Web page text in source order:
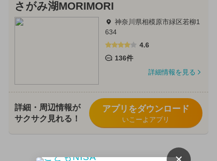
さがみ湖MORIMORI
神奈川県相模原市緑区若柳1
634
4.6
136件
詳細情報を見る
詳細・周辺情報が
サクサク見れる！
アプリをダウンロード
いこーよアプリ